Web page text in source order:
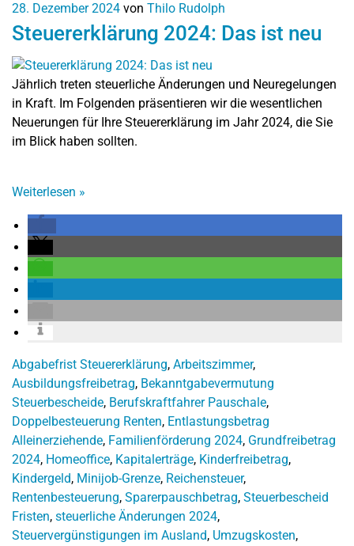
28. Dezember 2024 von Thilo Rudolph
Steuererklärung 2024: Das ist neu
Jährlich treten steuerliche Änderungen und Neuregelungen
in Kraft. Im Folgenden präsentieren wir die wesentlichen
Neuerungen für Ihre Steuererklärung im Jahr 2024, die Sie
im Blick haben sollten.
Weiterlesen »
Abgabefrist Steuererklärung, Arbeitszimmer,
Ausbildungsfreibetrag, Bekanntgabevermutung
Steuerbescheide, Berufskraftfahrer Pauschale,
Doppelbesteuerung Renten, Entlastungsbetrag
Alleinerziehende, Familienförderung 2024, Grundfreibetrag
2024, Homeoffice, Kapitalerträge, Kinderfreibetrag,
Kindergeld, Minijob-Grenze, Reichensteuer,
Rentenbesteuerung, Sparerpauschbetrag, Steuerbescheid
Fristen, steuerliche Änderungen 2024,
Steuervergünstigungen im Ausland, Umzugskosten,